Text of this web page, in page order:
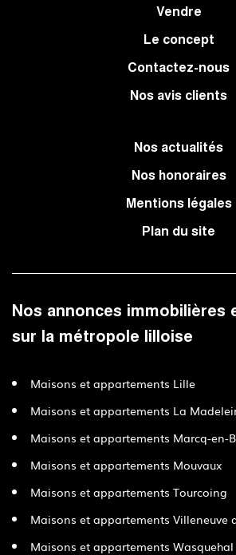
Vendre
Le concept
Contactez-nous
Nos avis clients
Nos actualités
Nos honoraires
Mentions légales
Plan du site
Nos annonces immobilières
sur la métropole lilloise
Maisons et appartements Lille
Maisons et appartements La
Maisons et appartements Marcq-en-
Maisons et appartements Mouvaux
Maisons et appartements Tourcoing
Maisons et appartements Villeneuve
Maisons et appartements Wasquehal